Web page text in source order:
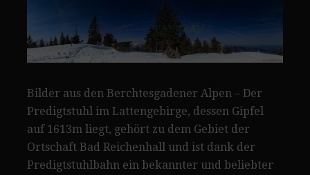
Bilder aus den Berchtesgadener Alpen – Der
Predigtstuhl im Lattengebirge, dessen Gipfel
auf 1613m liegt, gehört zu dem Gebiet der
Ortschaft Bad Reichenhall und ist dank der
Predigtstuhlbahn ein bekannter und beliebter